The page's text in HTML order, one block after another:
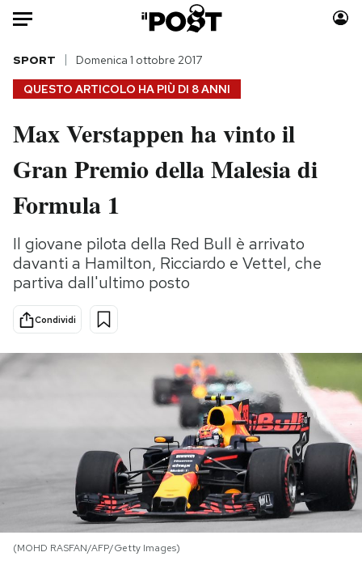
Auto
HOME
Italia
Politica
Tecnologia
Scienza
Cultura
Sport
Moda
Consumismi
Media
NEWSLETTER
I MIEI PREFERITI
SHOP
QUESTO ARTICOLO HA PIÙ DI 8 ANNI
SPORT Domenica 1 ottobre 2017
Max Verstappen ha vinto il
Gran Premio della Malesia di
Formula 1
Il giovane pilota della Red Bull è arrivato
davanti a Hamilton, Ricciardo e Vettel, che
partiva dall'ultimo posto
Condividi
(MOHD RASFAN/AFP/Getty Images)